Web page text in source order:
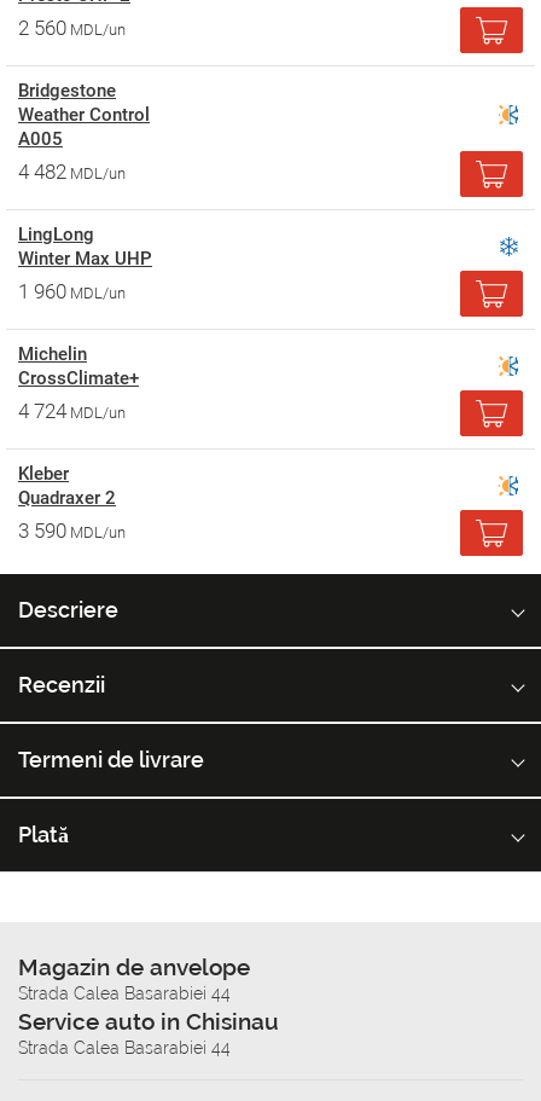
2 560 MDL/un
Bridgestone
Weather Control
A005
4 482 MDL/un
LingLong
Winter Max UHP
1 960 MDL/un
Michelin
CrossClimate+
4 724 MDL/un
Kleber
Quadraxer 2
3 590 MDL/un
Descriere
Recenzii
Termeni de livrare
Plată
Magazin de anvelope
Strada Calea Basarabiei 44
Service auto in Chisinau
Strada Calea Basarabiei 44